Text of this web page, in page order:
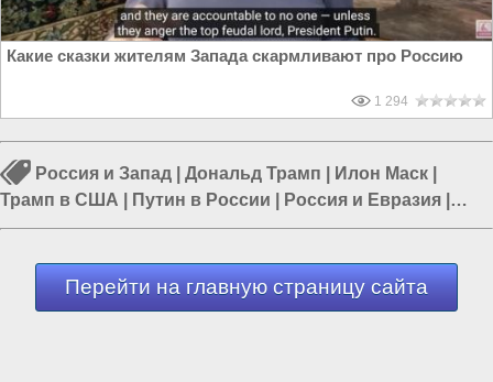
Какие сказки жителям Запада скармливают про Россию
1 294
Россия и Запад Дональд Трамп Илон Маск
Трамп в США
Путин в России Россия и Евразия
Экономика в России
Перейти на главную страницу сайта